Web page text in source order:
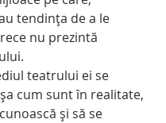
tendinţa de a le
nu prezintă
teatrului ei se
cum sunt în realitate,
şi să se